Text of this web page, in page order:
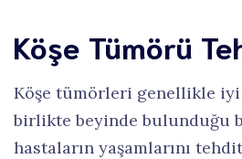
Köşe Tümörü
Köşe tümörleri genellikle
birlikte beyinde bulunduğu
hastaların yaşamlarını